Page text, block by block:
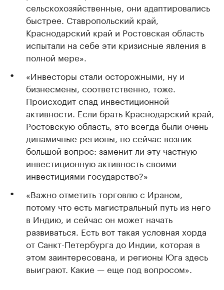
сельскохозяйственные, они адаптировались
быстрее. Ставропольский край,
Краснодарский край и Ростовская область
испытали на себе эти кризисные явления в
полной мере».
«Инвесторы стали осторожными, ну и
бизнесмены, соответственно, тоже.
Происходит спад инвестиционной
активности. Если брать Краснодарский край,
Ростовскую область, это всегда были очень
динамичные регионы, но сейчас возник
большой вопрос: заменит ли эту частную
инвестиционную активность своими
инвестициями государство?»
«Важно отметить торговлю с Ираном,
потому что есть магистральный путь из него
в Индию, и сейчас он может начать
развиваться. Есть вот такая условная хорда
от Санкт-Петербурга до Индии, которая в
этом заинтересована, и регионы Юга здесь
выиграют. Какие — еще под вопросом».